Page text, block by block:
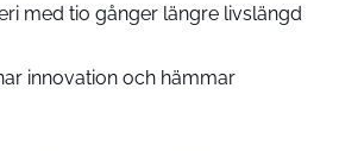
med tio gånger längre livslängd
innovation och hämmar